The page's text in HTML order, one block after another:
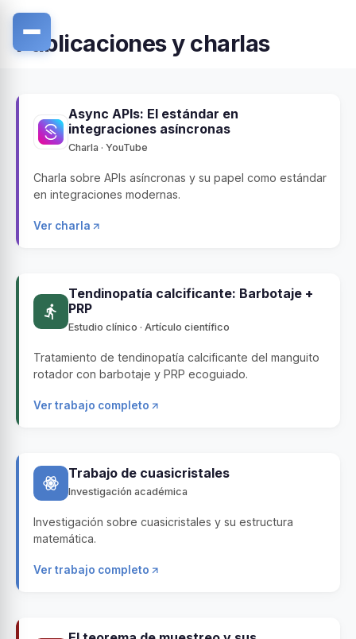
Publicaciones y charlas
Async APIs: El estándar en
integraciones asíncronas
Charla · YouTube
Charla sobre APIs asíncronas y su papel como estándar
en integraciones modernas.
Ver charla
Tendinopatía calcificante: Barbotaje +
PRP
Estudio clínico · Artículo científico
Tratamiento de tendinopatía calcificante del manguito
rotador con barbotaje y PRP ecoguiado.
Ver trabajo completo
Trabajo de cuasicristales
Investigación académica
Investigación sobre cuasicristales y su estructura
matemática.
Ver trabajo completo